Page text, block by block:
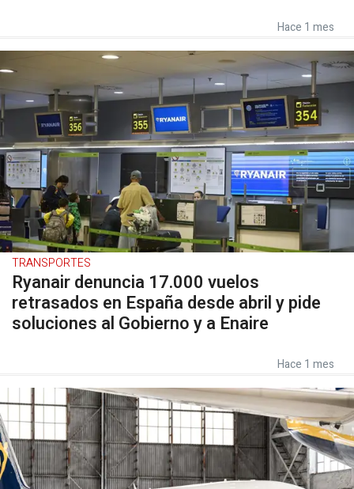
Hace 1 mes
TRANSPORTES
Ryanair denuncia 17.000 vuelos
retrasados en España desde abril y pide
soluciones al Gobierno y a Enaire
Hace 1 mes